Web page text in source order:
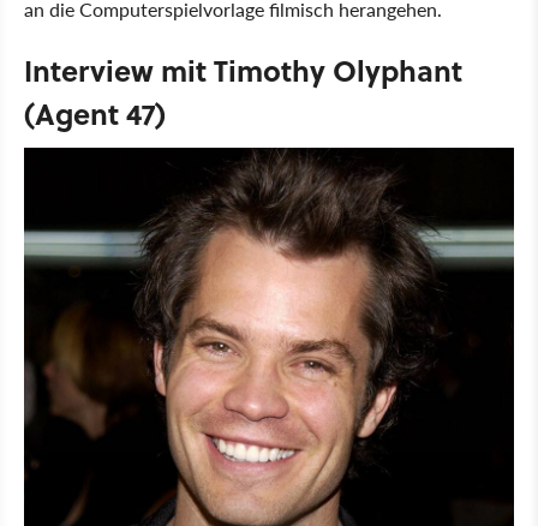
an die Computerspielvorlage filmisch herangehen.
Interview mit Timothy Olyphant
(Agent 47)